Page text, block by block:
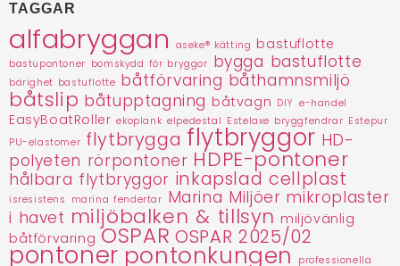
TAGGAR
alfabryggan aseke® kätting bastuflotte
bastupontoner bomskydd för bryggor bygga bastuflotte
bärighet bastuflotte båtförvaring båthamnsmiljö
båtslip båtupptagning båtvagn DIY e-handel
EasyBoatRoller ekoplank elpedestal Estelaxe bryggfendrar Estepur
PU-elastomer flytbrygga flytbryggor HD-
polyeten rörpontoner HDPE-pontoner
hålbara flytbryggor inkapslad cellplast
isresistens marina fendertar Marina Miljöer mikroplaster
i havet miljöbalken & tillsyn miljövänlig
båtförvaring OSPAR OSPAR 2025/02
pontoner pontonkungen
professionella